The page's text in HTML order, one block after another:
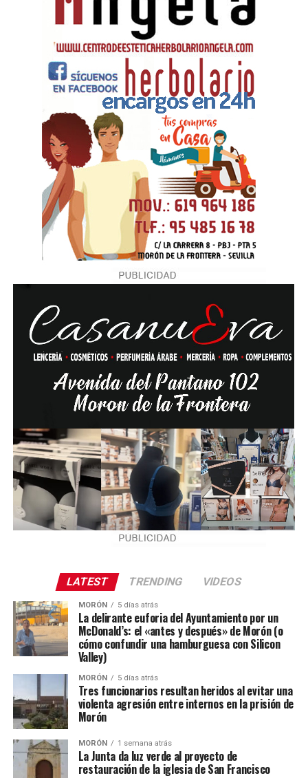
LATEST TRENDING VIDEOS
MORÓN 5 días atrás
La delirante euforia del Ayuntamiento por un
McDonald’s: el «antes y después» de Morón (o
cómo confundir una hamburguesa con Silicon
Valley)
MORÓN 5 días atrás
Tres funcionarios resultan heridos al evitar una
violenta agresión entre internos en la prisión de
Morón
MORÓN 1 semana atrás
La Junta da luz verde al proyecto de
restauración de la iglesia de San Francisco